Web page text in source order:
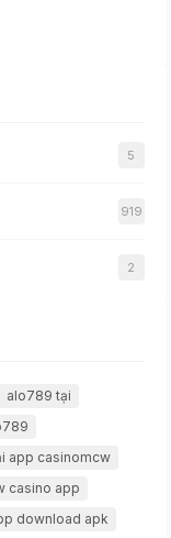
5
919
2
alo789 tại
app casinomcw
casino app
download apk